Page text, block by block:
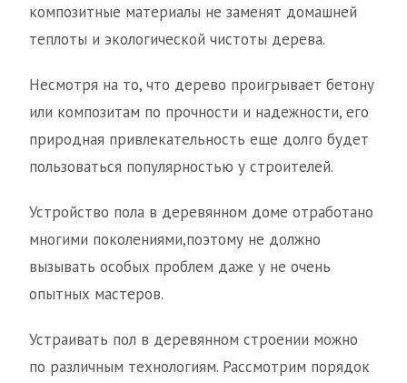
композитные материалы не заменят домашней
теплоты и экологической чистоты дерева.
Несмотря на то, что дерево проигрывает бетону
или композитам по прочности и надежности, его
природная привлекательность еще долго будет
пользоваться популярностью у строителей.
Устройство пола в деревянном доме отработано
многими поколениями,поэтому не должно
вызывать особых проблем даже у не очень
опытных мастеров.
Устраивать пол в деревянном строении можно
по различным технологиям. Рассмотрим порядок